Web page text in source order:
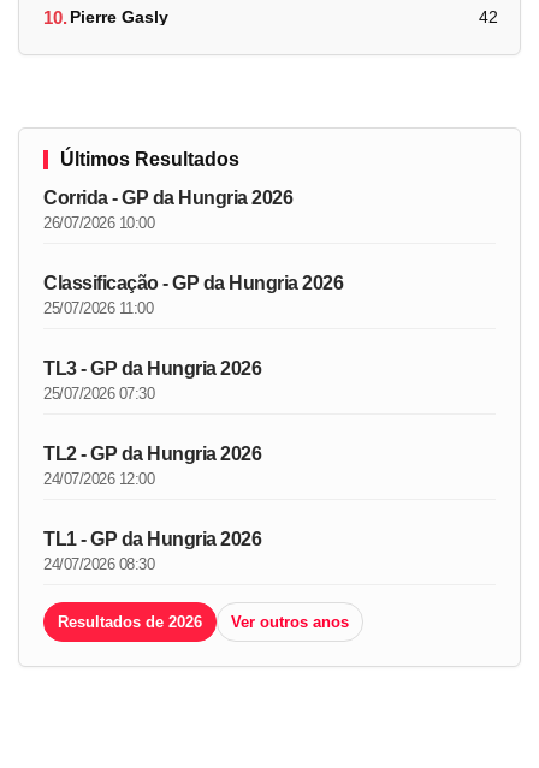
10.Pierre Gasly 42
Últimos Resultados
Corrida - GP da Hungria 2026
26/07/2026 10:00
Classificação - GP da Hungria 2026
25/07/2026 11:00
TL3 - GP da Hungria 2026
25/07/2026 07:30
TL2 - GP da Hungria 2026
24/07/2026 12:00
TL1 - GP da Hungria 2026
24/07/2026 08:30
Resultados de 2026 Ver outros anos